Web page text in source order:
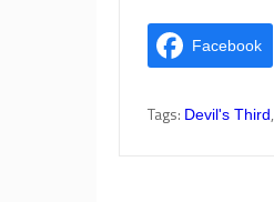
Facebook
Tags: Devil's Third,